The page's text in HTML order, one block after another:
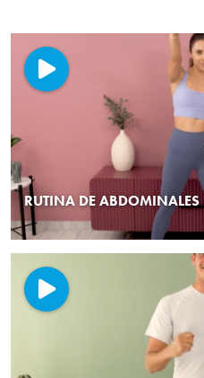
RUTINA DE ABDOMINALES